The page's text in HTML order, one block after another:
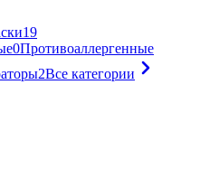
19
0Противоаллергенные
2Все категории